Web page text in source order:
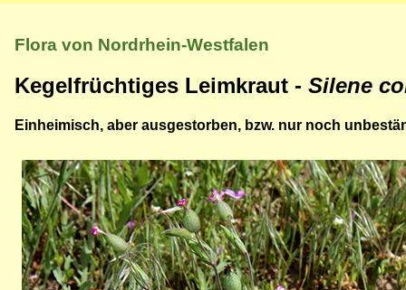
Flora von Nordrhein-Westfalen
Kegelfrüchtiges Leimkraut - Silene
Einheimisch, aber ausgestorben, bzw. nur noch
Bild